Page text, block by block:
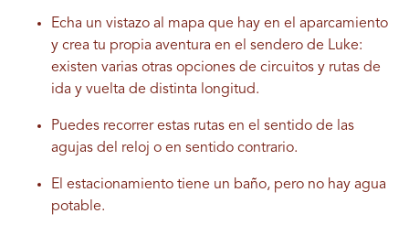
Echa un vistazo al mapa que hay en el aparcamiento
y crea tu propia aventura en el sendero de Luke:
existen varias otras opciones de circuitos y rutas de
ida y vuelta de distinta longitud.
Puedes recorrer estas rutas en el sentido de las
agujas del reloj o en sentido contrario.
El estacionamiento tiene un baño, pero no hay agua
potable.